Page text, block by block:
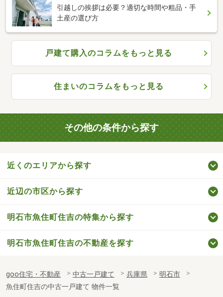
引越しの挨拶は必要？適切な時間や粗品・手
土産の選び方
戸建て購入のコラムをもっと見る
住まいのコラムをもっと見る
その他の条件から探す
近くのエリアから探す
近辺の市区から探す
明石市魚住町住吉の特集から探す
明石市魚住町住吉の不動産を探す
goo住宅・不動産 中古一戸建て 兵庫県
明石市
魚住町住吉の中古一戸建て 物件一覧